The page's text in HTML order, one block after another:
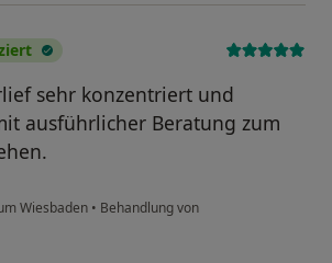
sehr konzentriert und
ausführlicher Beratung zum
Wiesbaden • Behandlung von